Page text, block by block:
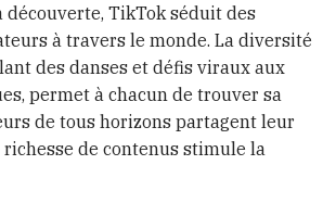
TikTok séduit des
à travers le monde. La diversité
des danses et défis viraux aux
permet à chacun de trouver sa
de tous horizons partagent leur
de contenus stimule la